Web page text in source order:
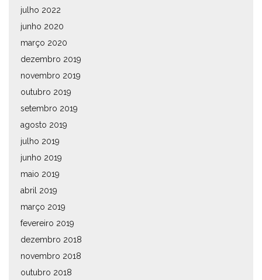
julho 2022
junho 2020
março 2020
dezembro 2019
novembro 2019
outubro 2019
setembro 2019
agosto 2019
julho 2019
junho 2019
maio 2019
abril 2019
março 2019
fevereiro 2019
dezembro 2018
novembro 2018
outubro 2018